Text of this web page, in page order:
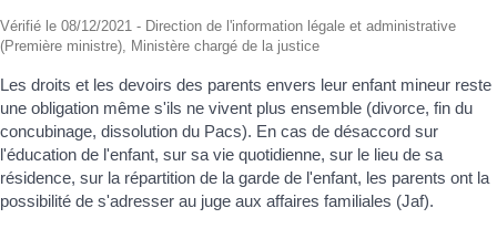
Vérifié le 08/12/2021 - Direction de l'information légale et administrative
(Première ministre), Ministère chargé de la justice
Les droits et les devoirs des parents envers leur enfant mineur reste
une obligation même s'ils ne vivent plus ensemble (divorce, fin du
concubinage, dissolution du Pacs). En cas de désaccord sur
l'éducation de l'enfant, sur sa vie quotidienne, sur le lieu de sa
résidence, sur la répartition de la garde de l'enfant, les parents ont la
possibilité de s'adresser au juge aux affaires familiales (Jaf).